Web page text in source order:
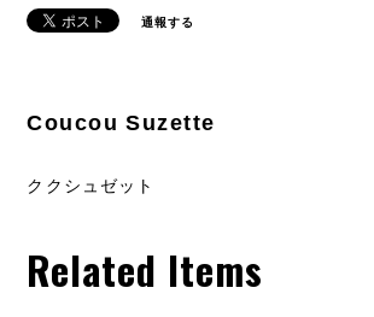
通報する
Coucou Suzette
ククシュゼット
Related Items